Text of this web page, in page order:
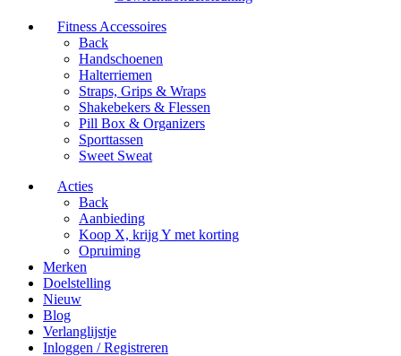
Fitness Accessoires
Back
Handschoenen
Halterriemen
Straps, Grips & Wraps
Shakebekers & Flessen
Pill Box & Organizers
Sporttassen
Sweet Sweat
Acties
Back
Aanbieding
Koop X, krijg Y met korting
Opruiming
Merken
Doelstelling
Nieuw
Blog
Verlanglijstje
Inloggen / Registreren